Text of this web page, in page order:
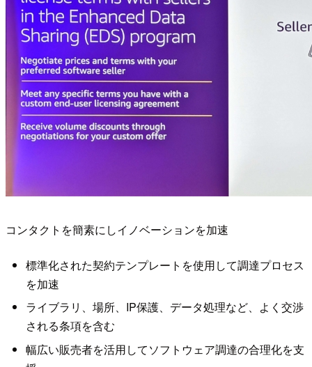
コンタクトを簡素にしイノベーションを加速
標準化された契約テンプレートを使用して調達プロセス
を加速
ライブラリ、場所、IP保護、データ処理など、よく交渉
される条項を含む
幅広い販売者を活用してソフトウェア調達の合理化を支